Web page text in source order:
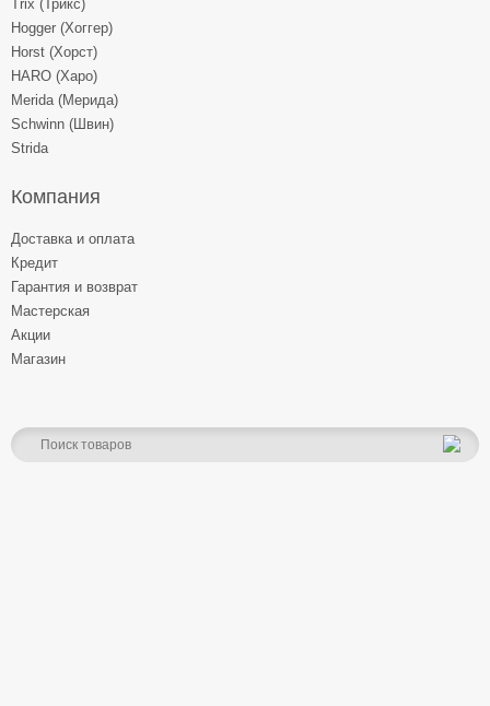
Trix (Трикс)
Hogger (Хоггер)
Horst (Хорст)
HARO (Харо)
Merida (Мерида)
Schwinn (Швин)
Strida
Компания
Доставка и оплата
Кредит
Гарантия и возврат
Мастерская
Акции
Магазин